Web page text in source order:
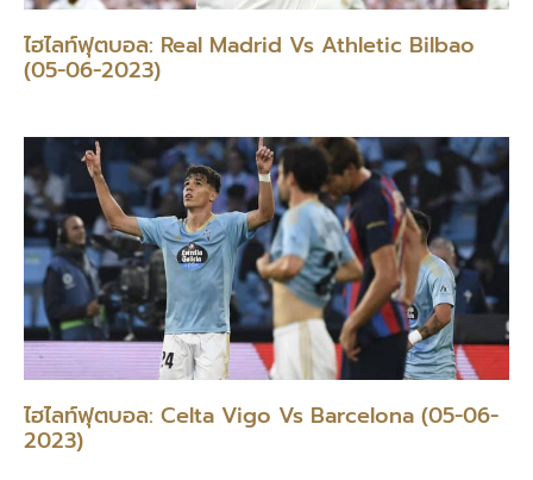
ไฮไลท์ฟุตบอล: Real Madrid Vs Athletic Bilbao
(05-06-2023)
ไฮไลท์ฟุตบอล: Celta Vigo Vs Barcelona (05-06-
2023)